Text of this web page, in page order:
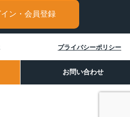
形で記録しています。アクセ
されたお客さまのIPアドレ
ブラウザ名、アクセス日時等
すが、お客さま個人を特定で
保守管理やアクセス傾向の統
用しているものであり、それ
使用するものではありませ
イン・会員登録
プライバシーポリシー
お問い合わせ